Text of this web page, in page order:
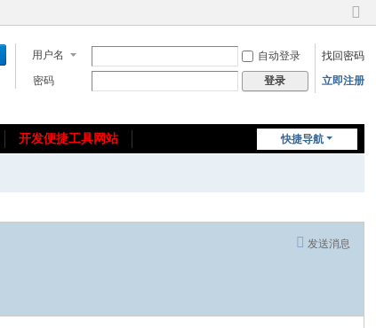
切
到
窄
用户名 自动登录
找回密码
密码
登录 立即注册
快捷导航
开发便捷工具网站
发送消息